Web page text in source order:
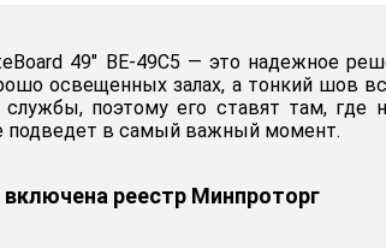
49" BE-49C5 — это надежное
освещенных залах, а тонкий шов
поэтому его ставят там, где
подведет в самый важный момент.
реестр Минпроторг